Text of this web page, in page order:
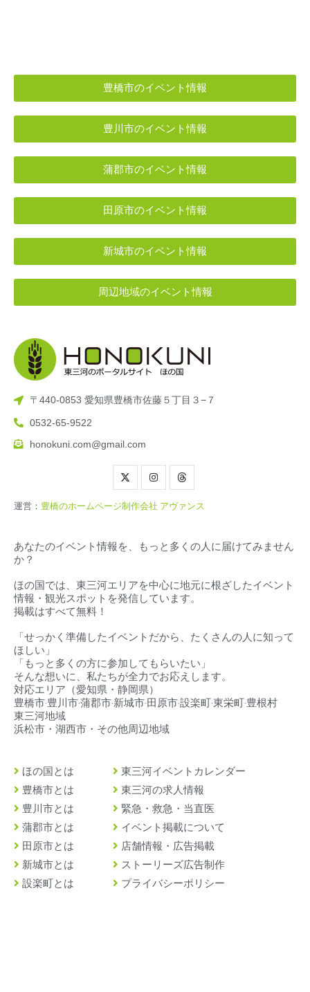
豊橋市のイベント情報
豊川市のイベント情報
蒲郡市のイベント情報
田原市のイベント情報
新城市のイベント情報
周辺地域のイベント情報
〒440-0853 愛知県豊橋市佐藤５丁目３−７
0532-65-9522
honokuni.com@gmail.com
運営： 豊橋のホームページ制作会社 アヴァンス
あなたのイベント情報を、もっと多くの人に届けてみません
か？
ほの国では、東三河エリアを中心に地元に根ざしたイベント
情報・観光スポットを発信しています。
掲載はすべて無料！
「せっかく準備したイベントだから、たくさんの人に知って
ほしい」
「もっと多くの方に参加してもらいたい」
そんな想いに、私たちが全力でお応えします。
対応エリア（愛知県・静岡県）
豊橋市‧豊川市‧蒲郡市‧新城市‧田原市‧設楽町‧東栄町‧豊根村
東三河地域
浜松市・湖西市・その他周辺地域
ほの国とは
豊橋市とは
豊川市とは
蒲郡市とは
田原市とは
新城市とは
設楽町とは
東三河イベントカレンダー
東三河の求人情報
緊急・救急・当直医
イベント掲載について
店舗情報・広告掲載
ストーリーズ広告制作
プライバシーポリシー